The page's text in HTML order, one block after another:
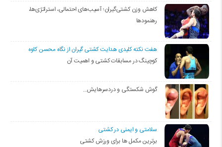
کاهش وزن کشتی‌گیران؛ آسیب‌های احتمالی، استراتژی‌ها،
رهنمودها
هفت نکته کلیدی هدایت کشتی گیران از نگاه محسن کاوه
کوچینگ در مسابقات کشتی و اهمیت آن
گوش شکستگی و دردسرهایش…
سلامتی و ایمنی در کشتی
برترین مکمل ها برای ورزش کشتی